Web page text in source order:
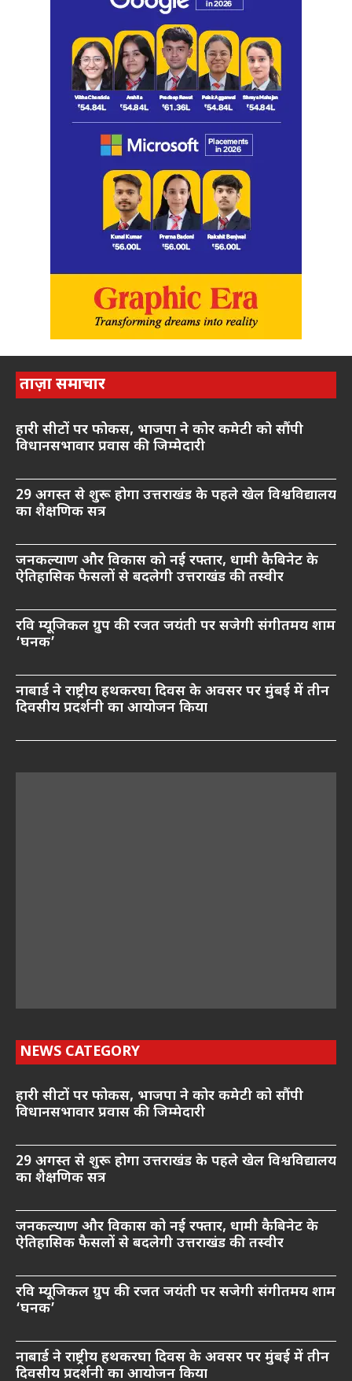
ताज़ा समाचार
हारी सीटों पर फोकस, भाजपा ने कोर कमेटी को सौंपी
विधानसभावार प्रवास की जिम्मेदारी
29 अगस्त से शुरू होगा उत्तराखंड के पहले खेल विश्वविद्यालय
का शैक्षणिक सत्र
जनकल्याण और विकास को नई रफ्तार, धामी कैबिनेट के
ऐतिहासिक फैसलों से बदलेगी उत्तराखंड की तस्वीर
रवि म्यूजिकल ग्रुप की रजत जयंती पर सजेगी संगीतमय शाम
‘घनक’
नाबार्ड ने राष्ट्रीय हथकरघा दिवस के अवसर पर मुंबई में तीन
दिवसीय प्रदर्शनी का आयोजन किया
NEWS CATEGORY
हारी सीटों पर फोकस, भाजपा ने कोर कमेटी को सौंपी
विधानसभावार प्रवास की जिम्मेदारी
29 अगस्त से शुरू होगा उत्तराखंड के पहले खेल विश्वविद्यालय
का शैक्षणिक सत्र
जनकल्याण और विकास को नई रफ्तार, धामी कैबिनेट के
ऐतिहासिक फैसलों से बदलेगी उत्तराखंड की तस्वीर
रवि म्यूजिकल ग्रुप की रजत जयंती पर सजेगी संगीतमय शाम
‘घनक’
नाबार्ड ने राष्ट्रीय हथकरघा दिवस के अवसर पर मुंबई में तीन
दिवसीय प्रदर्शनी का आयोजन किया